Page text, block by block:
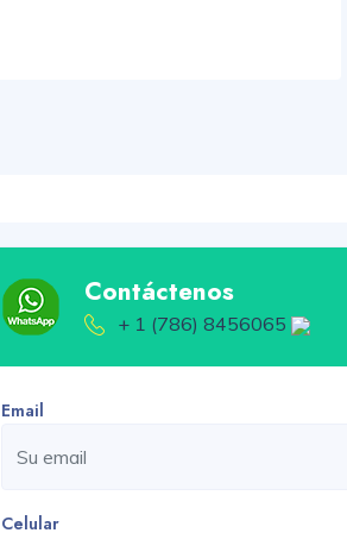
Contáctenos
+ 1 (786) 8456065
Email
Celular